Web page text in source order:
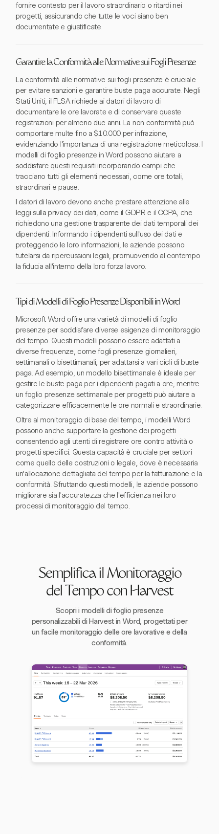
fornire contesto per il lavoro straordinario o ritardi nei
progetti, assicurando che tutte le voci siano ben
documentate e giustificate.
Garantire la Conformità alle Normative sui Fogli Presenze
La conformità alle normative sui fogli presenze è cruciale
per evitare sanzioni e garantire buste paga accurate. Negli
Stati Uniti, il FLSA richiede ai datori di lavoro di
documentare le ore lavorate e di conservare queste
registrazioni per almeno due anni. La non conformità può
comportare multe fino a $10.000 per infrazione,
evidenziando l'importanza di una registrazione meticolosa. I
modelli di foglio presenze in Word possono aiutare a
soddisfare questi requisiti incorporando campi che
tracciano tutti gli elementi necessari, come ore totali,
straordinari e pause.
I datori di lavoro devono anche prestare attenzione alle
leggi sulla privacy dei dati, come il GDPR e il CCPA, che
richiedono una gestione trasparente dei dati temporali dei
dipendenti. Informando i dipendenti sull'uso dei dati e
proteggendo le loro informazioni, le aziende possono
tutelarsi da ripercussioni legali, promuovendo al contempo
la fiducia all'interno della loro forza lavoro.
Tipi di Modelli di Foglio Presenze Disponibili in Word
Microsoft Word offre una varietà di modelli di foglio
presenze per soddisfare diverse esigenze di monitoraggio
del tempo. Questi modelli possono essere adattati a
diverse frequenze, come fogli presenze giornalieri,
settimanali o bisettimanali, per adattarsi a vari cicli di buste
paga. Ad esempio, un modello bisettimanale è ideale per
gestire le buste paga per i dipendenti pagati a ore, mentre
un foglio presenze settimanale per progetti può aiutare a
categorizzare efficacemente le ore normali e straordinarie.
Oltre al monitoraggio di base del tempo, i modelli Word
possono anche supportare la gestione dei progetti
consentendo agli utenti di registrare ore contro attività o
progetti specifici. Questa capacità è cruciale per settori
come quello delle costruzioni o legale, dove è necessaria
un'allocazione dettagliata del tempo per la fatturazione e la
conformità. Sfruttando questi modelli, le aziende possono
migliorare sia l'accuratezza che l'efficienza nei loro
processi di monitoraggio del tempo.
Semplifica il Monitoraggio
del Tempo con Harvest
Scopri i modelli di foglio presenze
personalizzabili di Harvest in Word, progettati per
un facile monitoraggio delle ore lavorative e della
conformità.